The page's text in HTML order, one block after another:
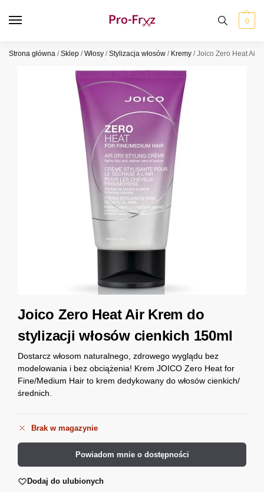
0
Strona główna /Sklep /Włosy /Stylizacja włosów / Kremy /Joico Zero Heat Air
Joico Zero Heat Air Krem do
stylizacji włosów cienkich 150ml
Dostarcz włosom naturalnego, zdrowego wyglądu bez
modelowania i bez obciążenia! Krem JOICO Zero Heat for
Fine/Medium Hair to krem dedykowany do włosów cienkich/
średnich.
Brak w magazynie
Powiadom mnie o dostępności
Dodaj do ulubionych